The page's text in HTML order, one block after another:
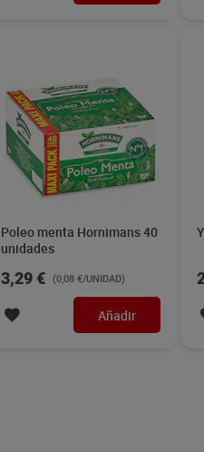
Poleo menta Hornimans 40
unidades
3,29 € (0,08 €/UNIDAD)
Añadir